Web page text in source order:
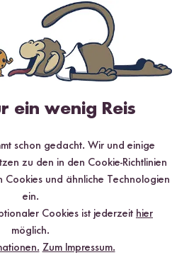
Gemüse aus dem Wok
ein wenig Reis
schon gedacht. Wir und einige
zu den in den Cookie-Richtlinien
Cookies und ähnliche Technologien
ein.
Cookies ist jederzeit hier
möglich.
Zum Impressum.